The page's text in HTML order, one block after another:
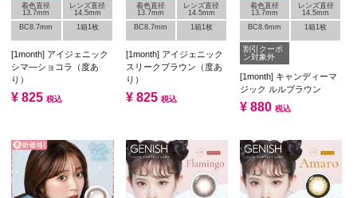
着色直径
13.7mm
レンズ直径
14.5mm
BC8.7mm
1箱1枚
[1month] アイジェニック
シマ―ショコラ（度あ
り）
¥ 825 税込
着色直径
13.7mm
レンズ直径
14.5mm
BC8.7mm
1箱1枚
[1month] アイジェニック
スリークブラウン（度あ
り）
¥ 825 税込
着色直径
13.7mm
レンズ直径
14.5mm
BC8.6mm
1箱1枚
割引クーポ
ン対象外
[1month] キャンディーマ
ジック ルルブラウン
¥ 880 税込